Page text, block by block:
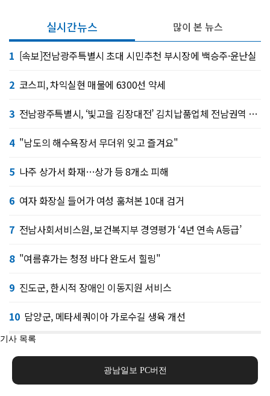
실시간뉴스
1 [속보]전남광주특별시 초대 시민추천 부시장에 백승주·윤난실
2 코스피, 차익실현 매물에 6300선 약세
3 전남광주특별시, ‘빛고을 김장대전’ 김치납품업체 전남권역 확대
4 "남도의 해수욕장서 무더위 잊고 즐겨요"
5 나주 상가서 화재…상가 등 8개소 피해
6 여자 화장실 들어가 여성 훔쳐본 10대 검거
7 전남사회서비스원, 보건복지부 경영평가 ‘4년 연속 A등급’
8 "여름휴가는 청정 바다 완도서 힐링"
9 진도군, 한시적 장애인 이동지원 서비스
10 담양군, 메타세쿼이아 가로수길 생육 개선
많이 본 뉴스
기사 목록
광남일보 PC버전